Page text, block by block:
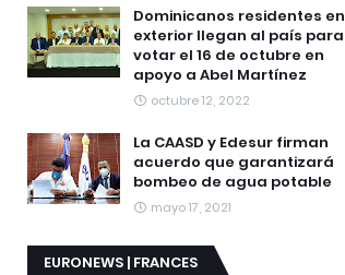
Dominicanos residentes en
exterior llegan al país para
votar el 16 de octubre en
apoyo a Abel Martínez
octubre 12, 2022
La CAASD y Edesur firman
acuerdo que garantizará
bombeo de agua potable
mayo 17, 2021
EURONEWS | FRANCES